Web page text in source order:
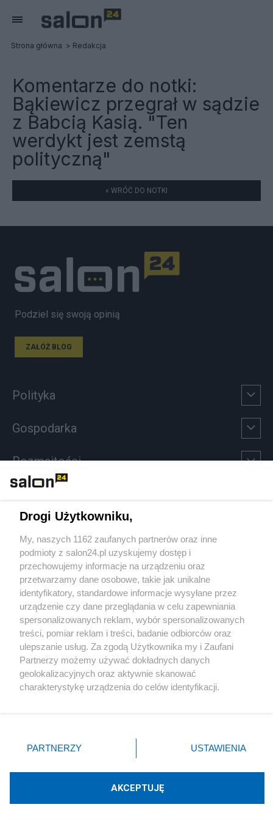
Strona główna Redakcja
Komentarze do notki:
Bąkiewicz przegrał w sądzie
z Babcią Kasią. "Ten
werdykt jest zemstą
polityczną"
« WRÓĆ DO NOTKI
Podziel się swoją opinią
ZAŁÓŻ BLOG
Polityka
Gospodarka
Rozmaitości
Sport
Społeczeństwo
Kultura
X Facebook Instagram Youtube
Technologię dostarcza:W3media.pl
Drogi Użytkowniku,
My, naszych 1162 zaufanych partnerów oraz inne
podmioty z salon24.pl uzyskujemy dostęp i
przechowujemy informacje na urządzeniu oraz
przetwarzamy dane osobowe, takie jak unikalne
identyfikatory, standardowe informacje wysyłane przez
urządzenie czy dane przeglądania w celu zapewniania
spersonalizowanych reklam, wybór spersonalizowanych
treści, pomiar reklam i treści, badanie odbiorców oraz
ulepszanie usług. Za zgodą Użytkownika my i Zaufani
Partnerzy możemy używać dokładnych danych
geolokalizacyjnych oraz aktywnie skanować
charakterystykę urządzenia do celów identyfikacji.
zmienić/wycofać klikając przycisk ustawień prywatności
znajdujący się w lewym dolnym rogu strony
rodzaje przetwarzania danych nie wymagają zgody
użytkownika, ale masz prawo sprzeciwić się takiemu
PARTNERZY USTAWIENIA
AKCEPTUJĘ